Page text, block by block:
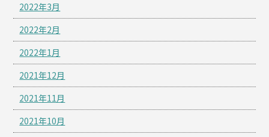
2022年3月
2022年2月
2022年1月
2021年12月
2021年11月
2021年10月